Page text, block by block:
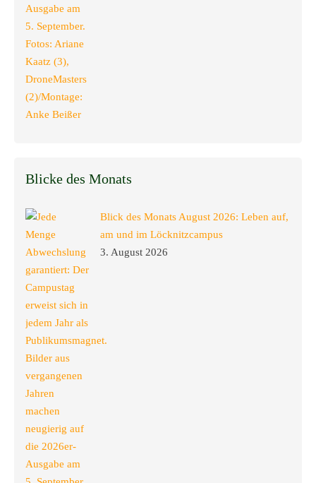
Blicke des Monats
Blick des Monats August 2026: Leben auf,
am und im Löcknitzcampus
3. August 2026